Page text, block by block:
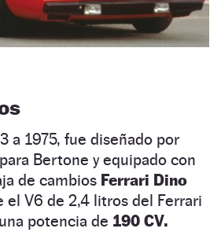
a 1975, fue diseñado por
Bertone y equipado con
de cambios Ferrari Dino
el V6 de 2,4 litros del Ferrari
potencia de 190 CV.